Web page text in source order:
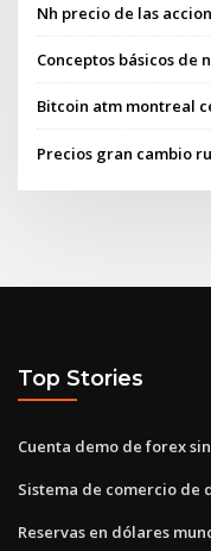
Nh precio de las
Conceptos básicos de
Bitcoin atm montreal
Precios gran cambio
Top Stories
Cuenta demo de forex
Sistema de comercio de
Reservas en dólares